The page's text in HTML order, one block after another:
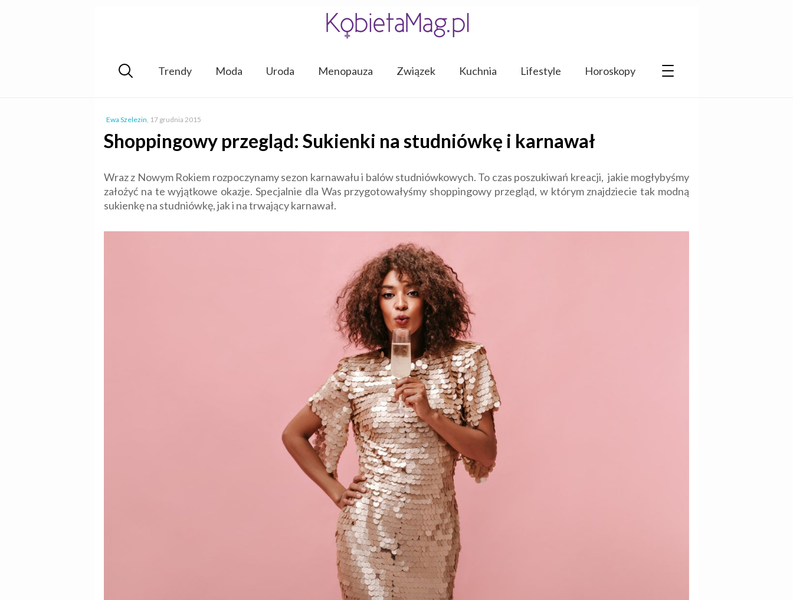
Trendy Moda Uroda Menopauza Związek Kuchnia Lifestyle Horoskopy
Ewa Szelezin, 17 grudnia 2015
Shoppingowy przegląd: Sukienki na studniówkę i karnawał
Wraz z Nowym Rokiem rozpoczynamy sezon karnawału i balów studniówkowych. To czas poszukiwań kreacji, jakie mogłybyśmy
założyć na te wyjątkowe okazje. Specjalnie dla Was przygotowałyśmy shoppingowy przegląd, w którym znajdziecie tak modną
sukienkę na studniówkę, jak i na trwający karnawał.